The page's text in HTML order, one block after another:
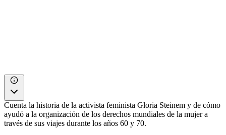
Cuenta la historia de la activista feminista Gloria Steinem y de cómo
ayudó a la organización de los derechos mundiales de la mujer a
través de sus viajes durante los años 60 y 70.